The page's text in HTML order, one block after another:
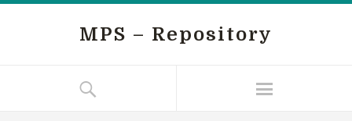
MPS – Repository